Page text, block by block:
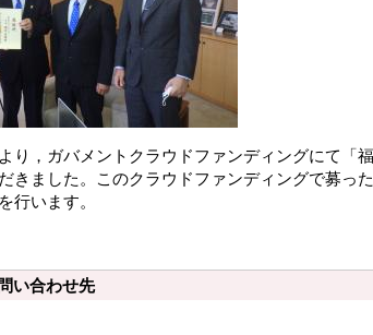
り，ガバメントクラウドファンディングにて「
きました。このクラウドファンディングで募っ
行います。
い合わせ先